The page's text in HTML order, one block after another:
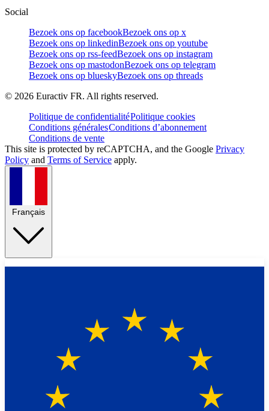
Social
Bezoek ons op facebookBezoek ons op x
Bezoek ons op linkedinBezoek ons op youtube
Bezoek ons op rss-feedBezoek ons op instagram
Bezoek ons op mastodonBezoek ons op telegram
Bezoek ons op blueskyBezoek ons op threads
© 2026 Euractiv FR. All rights reserved.
Politique de confidentialitéPolitique cookies
Conditions généralesConditions d’abonnement
Conditions de vente
This site is protected by reCAPTCHA, and the Google Privacy
Policy and Terms of Service apply.
Français